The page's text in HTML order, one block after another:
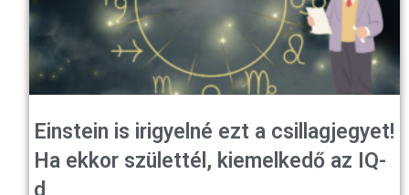
Einstein is irigyelné ezt a csillagjegyet!
Ha ekkor születtél, kiemelkedő az IQ-
d